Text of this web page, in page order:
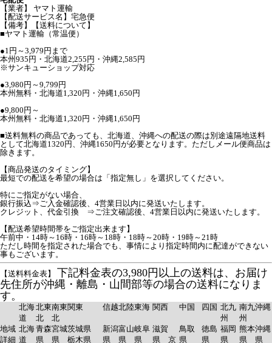
【業者】 ヤマト運輸
【配送サービス名】宅急便
【備考】【送料について】
■ヤマト運輸（常温便）
●1円～3,979円まで
本州935円・北海道2,255円・沖縄2,585円
※サンキューショップ対応
●3,980円～9,799円
本州無料・北海道1,320円・沖縄1,650円
●9,800円～
本州無料・北海道1,320円・沖縄1,650円
■送料無料の商品であっても、北海道、沖縄への配送の際は別途遠隔地送料
として北海道1320円、沖縄1650円が必要となります。ただしメール便商品は
除きます。
【商品発送のタイミング】
最短での配送を希望の場合は「指定無し」を選択してください。
特にご指定がない場合、
銀行振込⇒ご入金確認後、4営業日以内に発送いたします。
クレジット、代金引換 ⇒ご注文確認後、4営業日以内に発送いたします。
【配送希望時間帯をご指定出来ます】
午前中・14時～16時・16時～18時・18時～20時・19時～21時
ただし時間を指定された場合でも、事情により指定時間内に配達ができない
事もございます。
【送料料金表】
下記料金表の3,980円以上の送料は、お届け
先住所が沖縄・離島・山間部等の場合の送料になりま
す。
北海
道
北東
北
南東
北
関東 信越北陸東海 関西 中国 四国 北九
州
南九
州
沖縄
地域
詳細
北海
道
青森
県
宮城
県
茨城県
栃木県
新潟
県
富山
県
岐阜
県
滋賀
県 京
鳥取
県
徳島
県
福岡
県
熊本
県
沖縄
県